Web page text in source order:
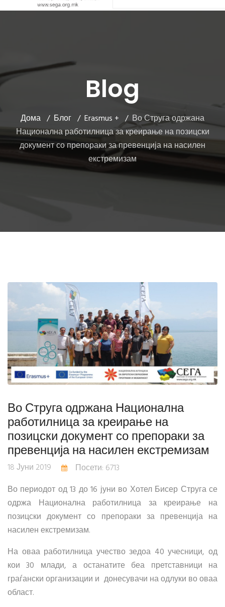
Blog
Дома Блог Erasmus +
Во Струга одржана
Национална работилница за креирање на позицски
документ со препораки за превенција на насилен
екстремизам
Во Струга одржана Национална
работилница за креирање на
позицски документ со препораки за
превенција на насилен екстремизам
18 Јуни 2019
Посети: 6713
Во периодот од 13 до 16 јуни во Хотел Бисер Струга се
одржа Национална работилница за креирање на
позицски документ со препораки за превенција на
насилен екстремизам.
На оваа работилница учество зедоа 40 учесници, од
кои 30 млади, а останатите беа претставници на
граѓански организации и донесувачи на одлуки во оваа
област.